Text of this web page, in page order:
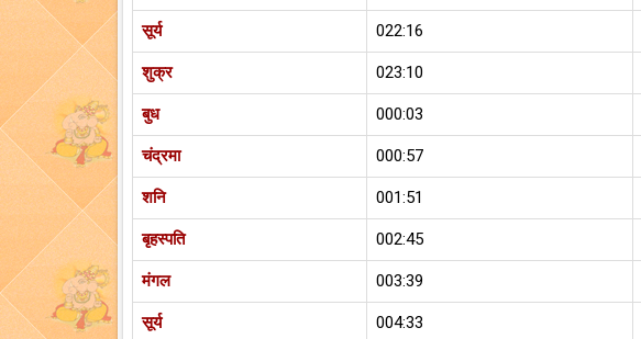
सूर्य 022:16
शुक्र 023:10
बुध 000:03
चंद्रमा 000:57
शनि 001:51
बृहस्पति 002:45
मंगल 003:39
सूर्य 004:33